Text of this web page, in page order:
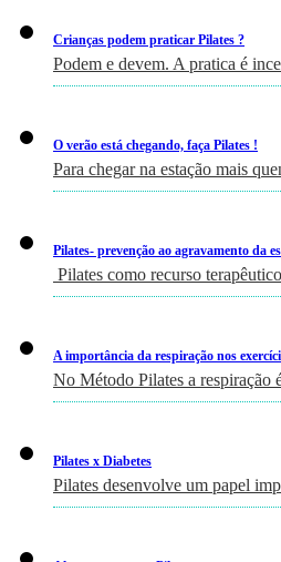
Crianças podem praticar Pilates ?
Podem e devem. A pratica é
O verão está chegando, faça Pilates !
Para chegar na estação mais
Pilates- prevenção ao agravamento da
Pilates como recurso
A importância da respiração nos
No Método Pilates a respiração
Pilates x Diabetes
Pilates desenvolve um papel